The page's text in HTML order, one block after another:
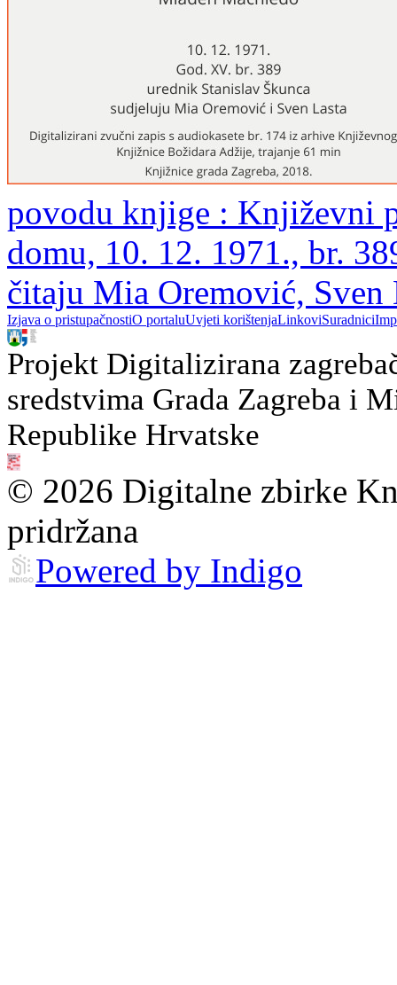
povodu knjige : Književni
domu, 10. 12. 1971., br.
čitaju Mia Oremović, Sven
Izjava o pristupačnostiO portaluUvjeti korištenjaLinkoviSuradnici
Projekt Digitalizirana
sredstvima Grada Zagreba i
Republike Hrvatske
© 2026 Digitalne zbirke
pridržana
Powered by Indigo